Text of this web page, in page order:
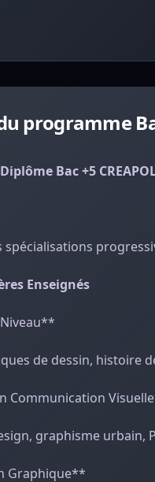
programme
Bac +5
spécialisations
Enseignés
de dessin,
Communication
graphisme
Graphique**